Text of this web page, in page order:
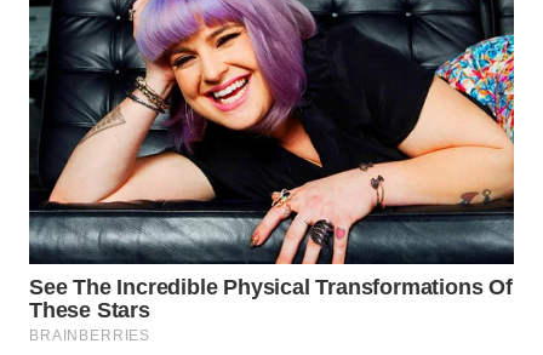
TIMUR
WN
SEMARANG
WN
SOLO
WN
BOROBUDUR